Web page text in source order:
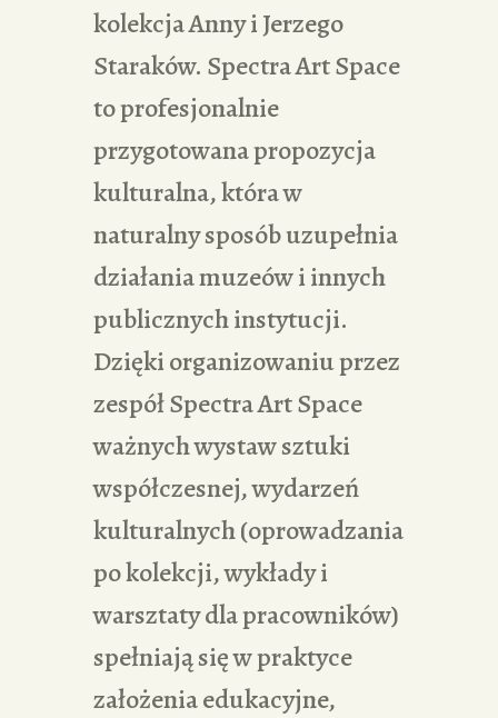
kolekcja Anny i Jerzego
Staraków. Spectra Art Space
to profesjonalnie
przygotowana propozycja
kulturalna, która w
naturalny sposób uzupełnia
działania muzeów i innych
publicznych instytucji.
Dzięki organizowaniu przez
zespół Spectra Art Space
ważnych wystaw sztuki
współczesnej, wydarzeń
kulturalnych (oprowadzania
po kolekcji, wykłady i
warsztaty dla pracowników)
spełniają się w praktyce
założenia edukacyjne,